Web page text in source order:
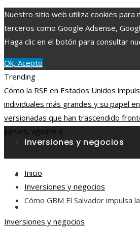
Nuestro sitio web utiliza cookies para
terceros como Google Adsense,
Haga clic en el botón para consultar
Ok, Acepto
Trending
Cómo la RSE en Estados Unidos
individuales más grandes y su papel
versionadas que han trascendido
jueves, agosto 6
Inversiones y negocios
Ciencia y tecnología
Cultura y ocio
Inicio
Inversiones y negocios
Cómo GBM El Salvador impulsa
Inversiones y negocios